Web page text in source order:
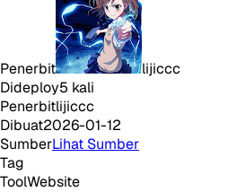
Penerbit
lijiccc
Dideploy5 kali
Penerbitlijiccc
Dibuat2026-01-12
SumberLihat Sumber
Tag
ToolWebsite